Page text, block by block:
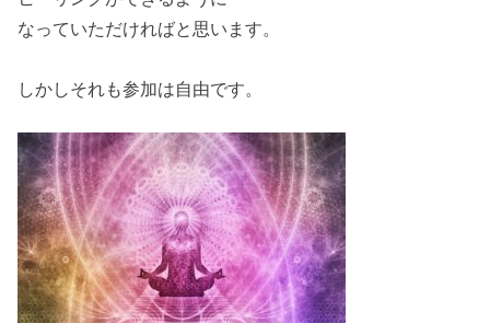
なっていただければと思います。
しかしそれも参加は自由です。